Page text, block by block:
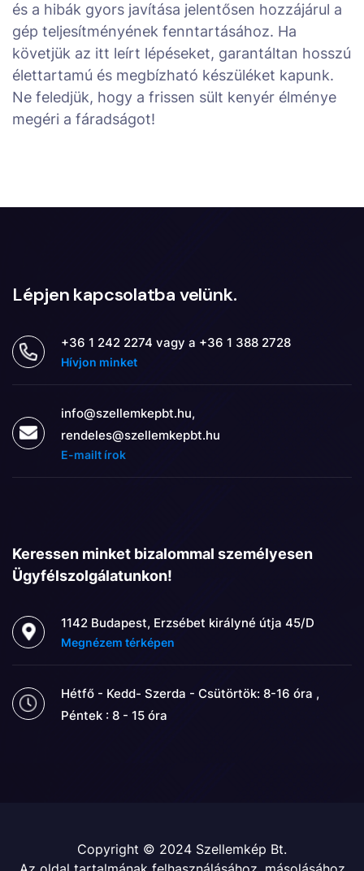
és a hibák gyors javítása jelentősen hozzájárul a
gép teljesítményének fenntartásához. Ha
követjük az itt leírt lépéseket, garantáltan hosszú
élettartamú és megbízható készüléket kapunk.
Ne feledjük, hogy a frissen sült kenyér élménye
megéri a fáradságot!
Lépjen kapcsolatba velünk.
+36 1 242 2274 vagy a +36 1 388 2728
Hívjon minket
info@szellemkepbt.hu,
rendeles@szellemkepbt.hu
E-mailt írok
Keressen minket bizalommal személyesen
Ügyfélszolgálatunkon!
1142 Budapest, Erzsébet királyné útja 45/D
Megnézem térképen
Hétfő - Kedd- Szerda - Csütörtök: 8-16 óra ,
Péntek : 8 - 15 óra
Copyright © 2024 Szellemkép Bt.